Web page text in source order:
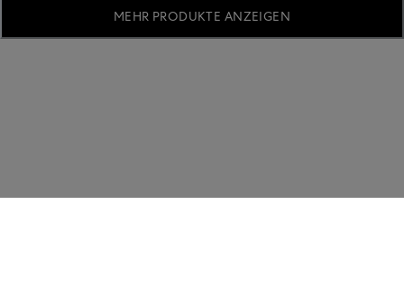
MEHR PRODUKTE ANZEIGEN